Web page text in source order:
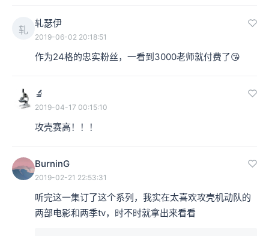
李叔：大学还读了六年。
人抢活儿，所以他进去之后是他们的音响监督在指导他做
演出剪辑的工作。缺人缺得没边了。
李叔：语文是体育老师教的。
轧
轧瑟伊
2019-06-02 20:18:51
作为24格的忠实粉丝，一看到3000老师就付费了😘
🔬
2019-04-17 00:15:10
攻壳赛高！！！
BurninG
2019-02-21 22:53:31
听完这一集订了这个系列，我实在太喜欢攻壳机动队的
两部电影和两季tv，时不时就拿出来看看